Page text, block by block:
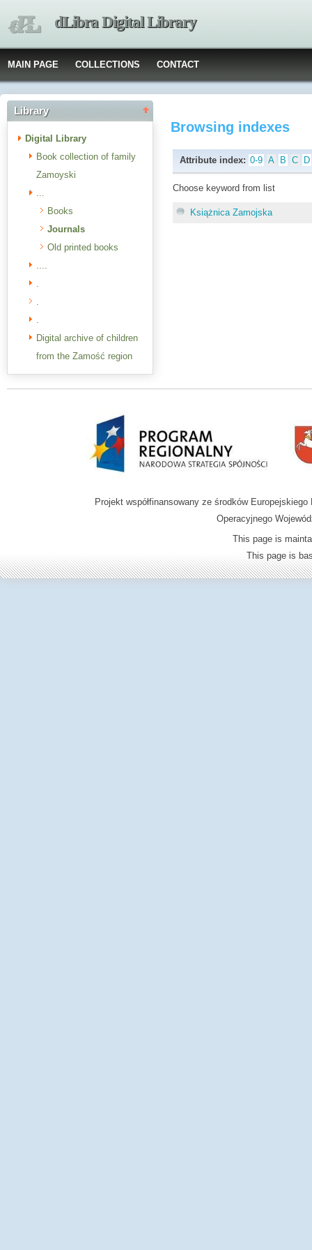
dLibra Digital Library
MAIN PAGE COLLECTIONS CONTACT
Library
Digital Library
Book collection of family
Zamoyski
...
Books
Journals
Old printed books
....
.
.
.
Digital archive of children
from the Zamość region
Browsing indexes
Attribute index: 0-9 A B C D
Choose keyword from list
Książnica Zamojska
Projekt współfinansowany ze środków
Operacyjnego
This page is
This page is